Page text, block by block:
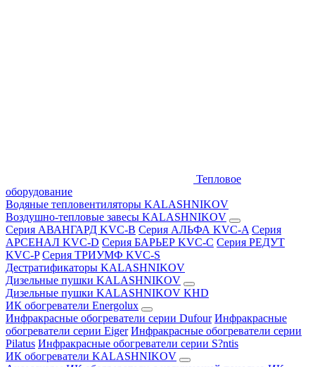
Тепловое
оборудование
Водяные тепловентиляторы KALASHNIKOV
Воздушно-тепловые завесы KALASHNIKOV
Серия АВАНГАРД KVC-B Серия АЛЬФА KVC-A Серия
АРСЕНАЛ KVC-D Серия БАРЬЕР KVC-C Серия РЕДУТ
KVC-P Серия ТРИУМФ KVC-S
Дестратификаторы KALASHNIKOV
Дизельные пушки KALASHNIKOV
Дизельные пушки KALASHNIKOV KHD
ИК обогреватели Energolux
Инфракрасные обогреватели серии Dufour Инфракрасные
обогреватели серии Eiger Инфракрасные обогреватели серии
Pilatus Инфракрасные обогреватели серии S?ntis
ИК обогреватели KALASHNIKOV